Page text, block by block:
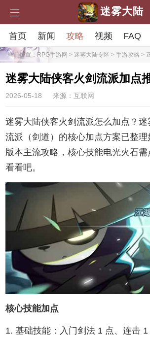
迷雾大陆
首页 新闻 攻略 视频 FAQ
当前位置：RPG手游网 > 迷雾大陆专区 > 手游攻略 >
迷雾大陆侠客火剑流派加点
2026-05-18 来源：互联网
迷雾大陆侠客火剑流派怎么加点？迷
流派（剑道）的核心加点方案已整
版本主流攻略，核心技能电光火石
看看吧。
核心技能加点
1. 基础技能：入门剑法 1 点、连击